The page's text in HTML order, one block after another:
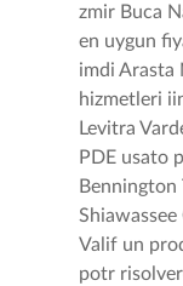
zmir Buca
en uygun
imdi Arasta
hizmetleri
Levitra
PDE usato
Valif un
potr